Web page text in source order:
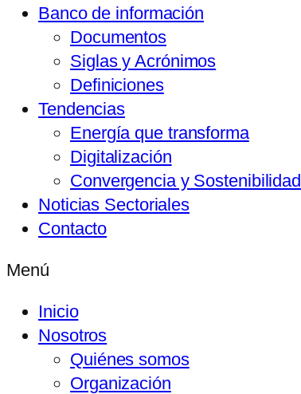
Banco de información
Documentos
Siglas y Acrónimos
Definiciones
Tendencias
Energía que transforma
Digitalización
Convergencia y Sostenibilidad
Noticias Sectoriales
Contacto
Menú
Inicio
Nosotros
Quiénes somos
Organización